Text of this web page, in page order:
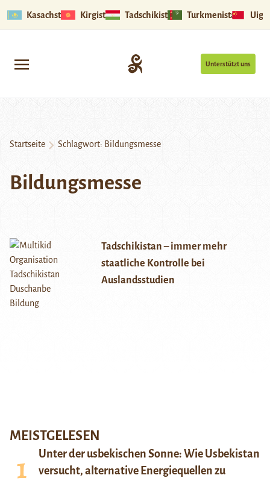
Kasachstan Kirgistan Tadschikistan Turkmenistan
Unterstützt uns
Startseite Schlagwort: Bildungsmesse
Bildungsmesse
Tadschikistan – immer mehr
staatliche Kontrolle bei
Auslandsstudien
MEISTGELESEN
Unter der usbekischen Sonne: Wie Usbekistan
versucht, alternative Energiequellen zu